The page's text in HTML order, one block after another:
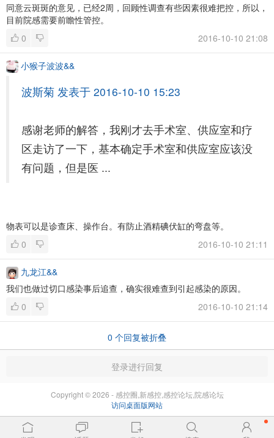
同意云斑斑的意见，已经2周，回顾性调查有些因素很难把控，所以，
目前院感需要前瞻性管控。
0
2016-10-10 21:08
小猴子波波&&
波斯菊 发表于 2016-10-10 15:23
感谢老师的解答，我刚才去手术室、供应室和疗
区走访了一下，基本确定手术室和供应室应该没
有问题，但是医 ...
物表可以是诊查床、操作台。有防止酒精碘伏缸的弯盘等。
0
2016-10-10 21:11
九龙江&&
我们也做过切口感染事后追查，确实很难查到引起感染的原因。
0
2016-10-10 21:14
0 个回复被折叠
登录进行回复
Copyright © 2026 - 感控圈,新感控,感控论坛,院感论坛
访问桌面版网站